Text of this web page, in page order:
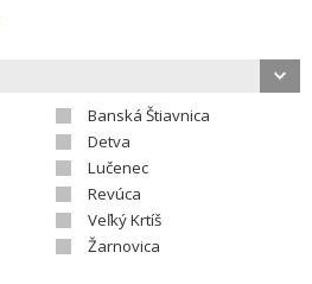
Banská Štiavnica
Detva
Lučenec
Revúca
Veľký Krtíš
Žarnovica